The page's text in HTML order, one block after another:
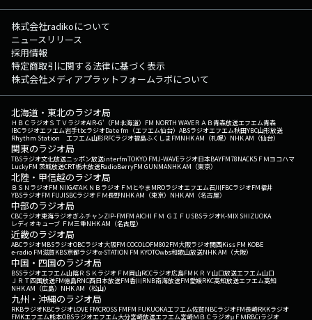
株式会社radikoについて
ニュースリリース
採用情報
特定商取引に関する法律に基づく表示
株式会社メディアプラットフォームラボについて
北海道・東北のラジオ局
ＨＢＣラジオＳＴＶラジオAIR-G'（FM北海道） FM NORTH WAVEＲＡＢ青森放送エフエム青森
IBCラジオエフエム岩手tbcラジオDate fm（エフエム仙台） ABSラジオエフエム秋田YBC山形放送
Rhythm Station エフエム山形RFCラジオ福島ふくしまFMNHK AM（札幌） NHK AM（仙台）
関東のラジオ局
TBSラジオ文化放送ニッポン放送interfmTOKYO FMJ-WAVEラジオ日本BAYFM78NACK5 ＦＭヨコハマ
LuckyFM 茨城放送CRT栃木放送RadioBerryFM GUNMANHK AM（東京）
北陸・甲信越のラジオ局
ＢＳＮラジオFM NIIGATAＫＮＢラジオ ＦＭとやまMROラジオエフエム石川FBCラジオFM福井
YBSラジオFM FUJISBCラジオ ＦＭ長野NHK AM（東京） NHK AM（名古屋）
中部のラジオ局
CBCラジオ東海ラジオぎふチャンZIP-FMFM AICHI ＦＭ ＧＩＦＵ SBSラジオK-MIX SHIZUOKA
レディオキューブ ＦＭ三重NHK AM（名古屋）
近畿のラジオ局
ABCラジオMBSラジオOBCラジオ大阪FM COCOLOFM802FM大阪ラジオ関西Kiss FM KOBE
e-radio FM滋賀KBS京都ラジオα-STATION FM KYOTOwbs和歌山放送NHK AM（大阪）
中国・四国のラジオ局
BSSラジオエフエム山陰ＲＳＫラジオ ＦＭ岡山RCCラジオ広島FM ＫＲＹ山口放送エフエム山口
ＪＲＴ四国放送FM徳島RNC西日本放送FM香川RNB南海放送FM愛媛RKC高知放送エフエム高知
NHK AM（広島） NHK AM（松山）
九州・沖縄のラジオ局
RKBラジオKBCラジオLOVE FMCROSS FMFM FUKUOKAエフエム佐賀NBCラジオFM長崎RKKラジオ
FMKエフエム熊本OBSラジオエフエム大分宮崎放送エフエム宮崎ＭＢＣラジオμＦＭRBCiラジオ